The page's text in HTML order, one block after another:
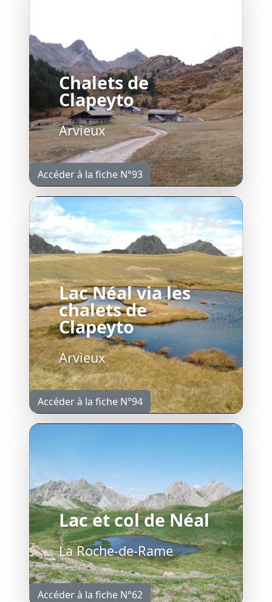
Chalets de
Clapeyto
Arvieux
Accéder à la fiche N°93
Lac Néal via les
chalets de
Clapeyto
Arvieux
Accéder à la fiche N°94
Lac et col de Néal
La Roche-de-Rame
Accéder à la fiche N°62